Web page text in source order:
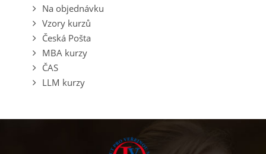
Na objednávku
Vzory kurzů
Česká Pošta
MBA kurzy
ČAS
LLM kurzy